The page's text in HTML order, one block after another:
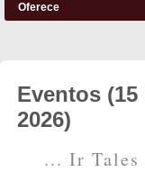
Oferece
Eventos (15
2026)
... Ir Tales